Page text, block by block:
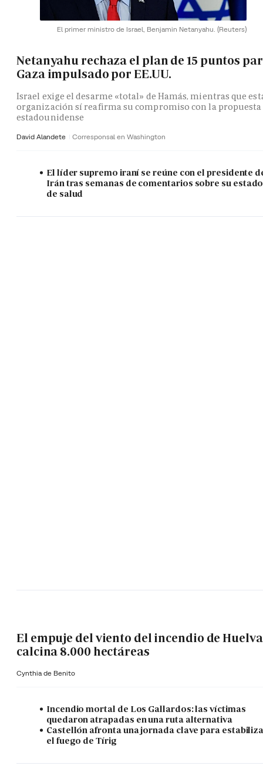
El primer ministro de Israel, Benjamin Netanyahu. (Reuters)
Netanyahu rechaza el plan de 15 puntos
Gaza impulsado por EE.UU.
Israel exige el desarme «total» de Hamás, mientras que
organización sí reafirma su compromiso con la propuesta
estadounidense
David Alandete Corresponsal en Washington
El líder supremo iraní se reúne con el presidente
Irán tras semanas de comentarios sobre su estado
de salud
El empuje del viento del incendio de Huelva
calcina 8.000 hectáreas
Cynthia de Benito
Incendio mortal de Los Gallardos: las víctimas
quedaron atrapadas en una ruta alternativa
Castellón afronta una jornada clave para
el fuego de Tírig